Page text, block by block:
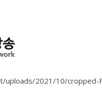
2021/10/cropped-